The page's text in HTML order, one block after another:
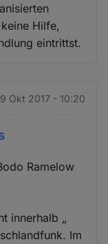
Hilfe,
eintrittst.
Okt 2017 - 10:20
Ramelow
innerhalb „
Im